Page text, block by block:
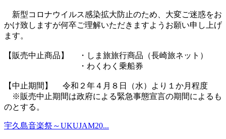
新型コロナウイルス感染拡大防止のため、大変ご迷惑をお
かけ致しますが何卒ご理解いただきますようお願い申し上げ
ます。
【販売中止商品】 ・しま旅旅行商品（長崎旅ネット）
・わくわく乗船券
【中止期間】 令和２年４月８日（水）より１か月程度
※販売中止期間は政府による緊急事態宣言の期間によるも
のとする。
宇久島音楽祭～UKUJAM20...